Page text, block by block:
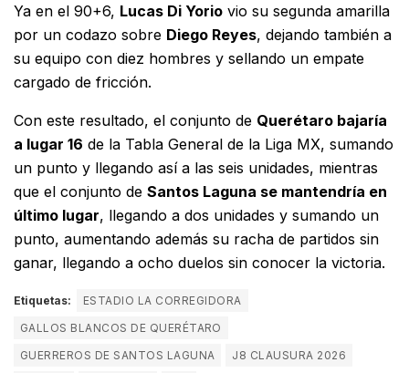
Ya en el 90+6, Lucas Di Yorio vio su segunda amarilla
por un codazo sobre Diego Reyes, dejando también a
su equipo con diez hombres y sellando un empate
cargado de fricción.
Con este resultado, el conjunto de Querétaro bajaría
a lugar 16 de la Tabla General de la Liga MX, sumando
un punto y llegando así a las seis unidades, mientras
que el conjunto de Santos Laguna se mantendría en
último lugar, llegando a dos unidades y sumando un
punto, aumentando además su racha de partidos sin
ganar, llegando a ocho duelos sin conocer la victoria.
Etiquetas:
ESTADIO LA CORREGIDORA
GALLOS BLANCOS DE QUERÉTARO
GUERREROS DE SANTOS LAGUNA
J8 CLAUSURA 2026